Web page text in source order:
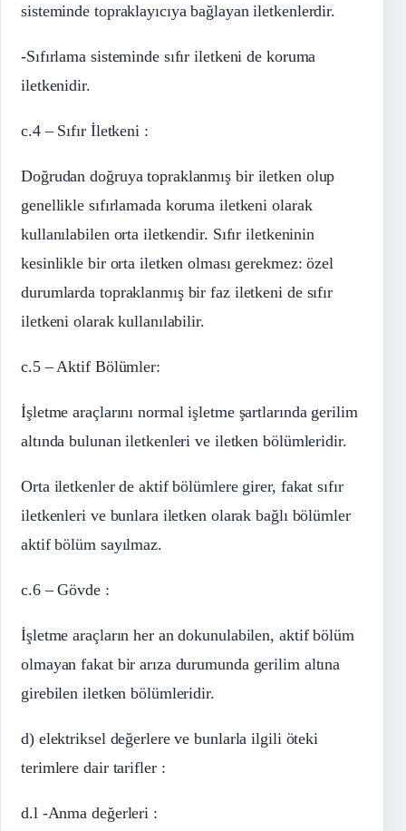
sisteminde topraklayıcıya bağlayan iletkenlerdir.
-Sıfırlama sisteminde sıfır iletkeni de koruma
iletkenidir.
c.4 – Sıfır İletkeni :
Doğrudan doğruya topraklanmış bir iletken olup
genellikle sıfırlamada koruma iletkeni olarak
kullanılabilen orta iletkendir. Sıfır iletkeninin
kesinlikle bir orta iletken olması gerekmez: özel
durumlarda topraklanmış bir faz iletkeni de sıfır
iletkeni olarak kullanılabilir.
c.5 – Aktif Bölümler:
İşletme araçlarını normal işletme şartlarında gerilim
altında bulunan iletkenleri ve iletken bölümleridir.
Orta iletkenler de aktif bölümlere girer, fakat sıfır
iletkenleri ve bunlara iletken olarak bağlı bölümler
aktif bölüm sayılmaz.
c.6 – Gövde :
İşletme araçların her an dokunulabilen, aktif bölüm
olmayan fakat bir arıza durumunda gerilim altına
girebilen iletken bölümleridir.
d) elektriksel değerlere ve bunlarla ilgili öteki
terimlere dair tarifler :
d.l -Anma değerleri :